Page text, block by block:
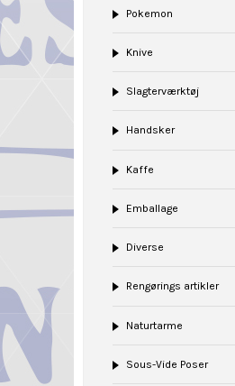
Pokemon
Knive
Slagterværktøj
Handsker
Kaffe
Emballage
Diverse
Rengørings artikler
Naturtarme
Sous-Vide Poser